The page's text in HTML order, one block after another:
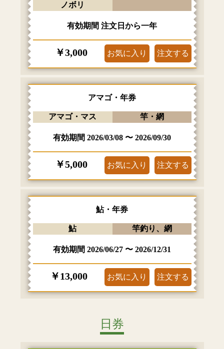
ノボリ
有効期間 注文日から一年
￥3,000 お気に入り 注文する
アマゴ・年券
アマゴ・マス 竿・網
有効期間 2026/03/08 〜 2026/09/30
￥5,000 お気に入り 注文する
鮎・年券
鮎 竿釣り、網
有効期間 2026/06/27 〜 2026/12/31
￥13,000 お気に入り 注文する
日券